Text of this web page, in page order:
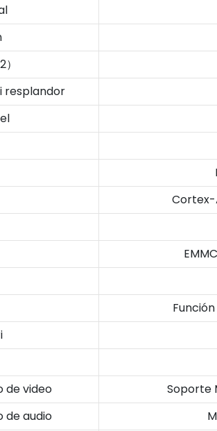
resplandor
Cortex-
de video
Soporte
de audio